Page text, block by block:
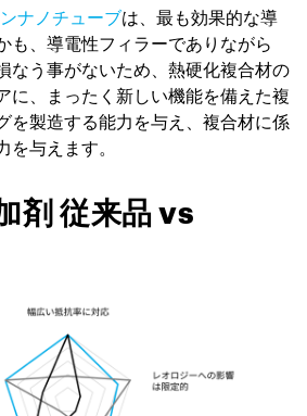
ナノチューブは、最も効果的な導
も、導電性フィラーでありながら
なう事がないため、熱硬化複合材の
に、まったく新しい機能を備えた複
を製造する能力を与え、複合材に係
与えます。
剤 従来品 vs